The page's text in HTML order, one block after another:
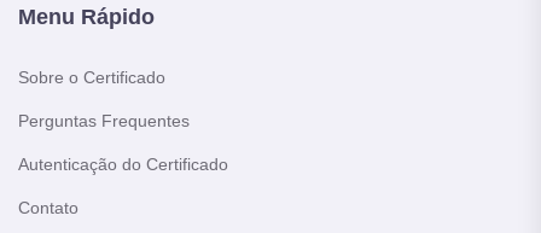
Menu Rápido
Sobre o Certificado
Perguntas Frequentes
Autenticação do Certificado
Contato